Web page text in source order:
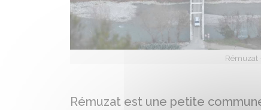
Rémuzat
Rémuzat est une petite